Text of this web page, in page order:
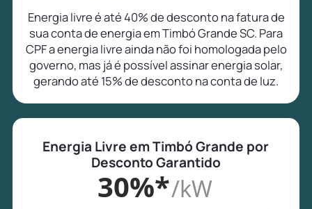
Energia livre é até 40% de desconto na fatura de
sua conta de energia em Timbó Grande SC. Para
CPF a energia livre ainda não foi homologada pelo
governo, mas já é possível assinar energia solar,
gerando até 15% de desconto na conta de luz.
Energia Livre em Timbó Grande por
Desconto Garantido
30%*/kW